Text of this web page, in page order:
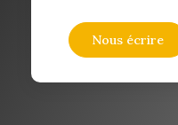
Nous écrire